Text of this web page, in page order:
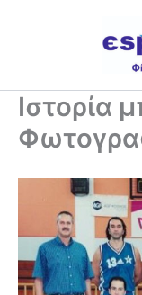
Ιστορία